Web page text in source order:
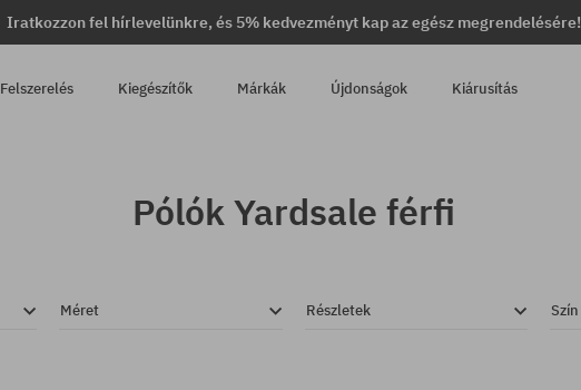
Iratkozzon fel hírlevelünkre, és 5% kedvezményt kap az egész megrendelésére!
Felszerelés Kiegészítők Márkák Újdonságok Kiárusítás
Pólók Yardsale férfi
Méret Részletek Szín